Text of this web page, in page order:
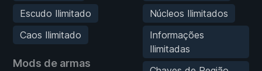
Escudo Ilimitado
Caos Ilimitado
Mods de armas
Núcleos Ilimitados
Informações
Ilimitadas